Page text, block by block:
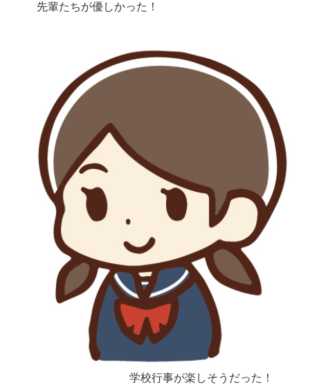
先輩たちが優しかった！
学校行事が楽しそうだった！